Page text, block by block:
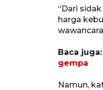
“Dari
harga
Baca juga:
gempa
Namun,